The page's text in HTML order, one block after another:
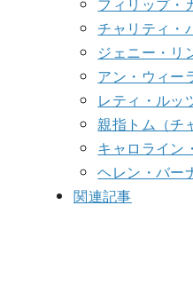
フィリップ・
チャリティ・
ジェニー・リ
アン・ウィー
レティ・ルッ
親指トム（チ
キャロライン
ヘレン・バー
関連記事